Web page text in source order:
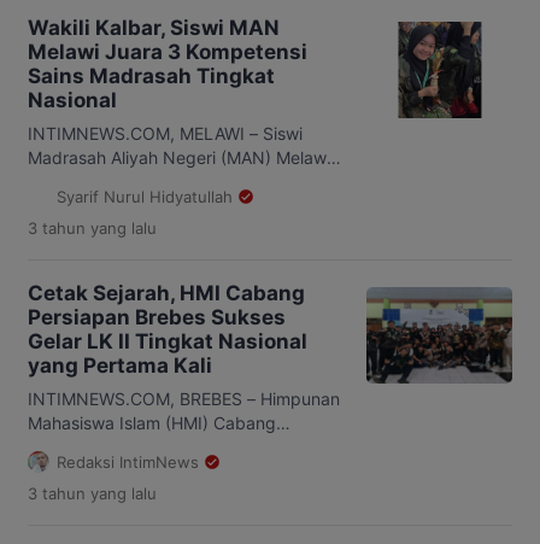
Wakili Kalbar, Siswi MAN
Melawi Juara 3 Kompetensi
Sains Madrasah Tingkat
Nasional
INTIMNEWS.COM, MELAWI – Siswi
Madrasah Aliyah Negeri (MAN) Melawi,
membawa pulang medali perunggu dari
cabang Kimia Terintegrasi di ajang
Kota Kendari, Sulawesi Tenggara. Atas
bimbingan Indah Mulatsih, selaku guru
pendamping, Khairun Nisa bisa menjadi
siswi terbaik di Melawi yang […]
Syarif Nurul Hidyatullah
3 tahun yang lalu
Cetak Sejarah, HMI Cabang
Persiapan Brebes Sukses
Gelar LK II Tingkat Nasional
yang Pertama Kali
INTIMNEWS.COM, BREBES – Himpunan
Mahasiswa Islam (HMI) Cabang
Persiapan Brebes sukses menggelar
Intermediate Training (Latihan Kader II)
tingkat nasional yang berlangsung 10
Redaksi IntimNews
3 tahun yang lalu